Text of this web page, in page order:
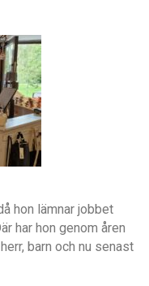
hon lämnar jobbet
har hon genom åren
barn och nu senast